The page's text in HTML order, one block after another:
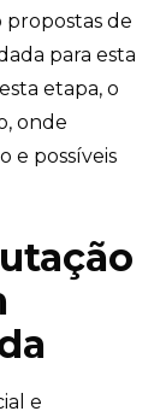
propostas de
para esta
etapa, o
onde
e possíveis
e